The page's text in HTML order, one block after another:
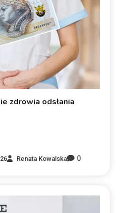
zdrowia odsłania
Renata Kowalska 0